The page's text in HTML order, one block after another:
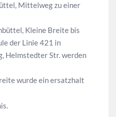
Mittelweg zu einer
Kleine Breite bis
der Linie 421 in
Helmstedter Str. werden
wurde ein ersatzhalt